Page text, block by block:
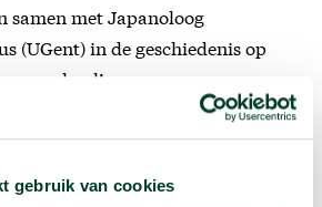
gebruik van cookies
samen met Japanoloog
(UGent) in de geschiedenis op
verhaal!